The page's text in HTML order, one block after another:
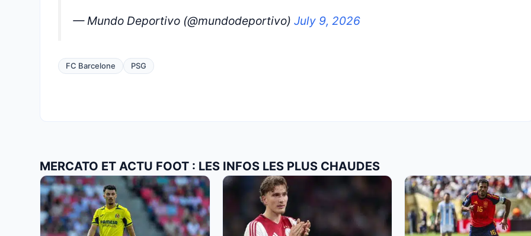
— Mundo Deportivo (@mundodeportivo) July 9, 2026
FC Barcelone PSG
MERCATO ET ACTU FOOT : LES INFOS LES PLUS CHAUDES